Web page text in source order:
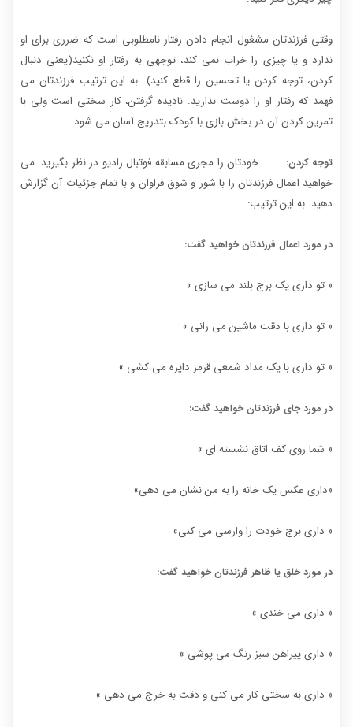
وقتی فرزندتان مشغول انجام دادن رفتار نامطلوبی است که ضرری برای او
ندارد و یا چیزی را خراب نمی کند، توجهی به رفتار او نکنید(یعنی دنبال
کردن، توجه کردن یا تحسین را قطع کنید). به این ترتیب فرزندتان می
فهمد که رفتار او را دوست ندارید. نادیده گرفتن، کار سختی است ولی با
تمرین کردن آن در بخش بازی با کودک بتدریج آسان می شود
توجه کردن:
خودتان را مجری مسابقه فوتبال رادیو در نظر بگیرید. می
خواهید اعمال فرزندتان را با شور و شوق فراوان و با تمام جزئیات آن گزارش
دهید. به این ترتیب:
در مورد اعمال فرزندتان خواهید گفت:
« تو داری یک برج بلند می سازی »
« تو داری با دقت ماشین می رانی »
« تو داری با یک مداد شمعی قرمز دایره می کشی »
در مورد جای فرزندتان خواهید گفت:
« شما روی کف اتاق نشسته ای »
«داری عکس یک خانه را به من نشان می دهی»
« داری برج خودت را وارسی می کنی»
در مورد خلق یا ظاهر فرزندتان خواهید گفت:
« داری می خندی »
« داری پیراهن سبز رنگ می پوشی »
« داری به سختی کار می کنی و دقت به خرج می دهی »